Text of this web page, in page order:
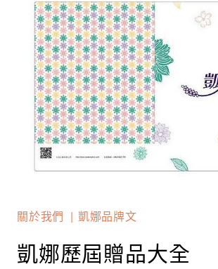
關於我們 凱娜品牌文
凱娜歷屆贈品大全